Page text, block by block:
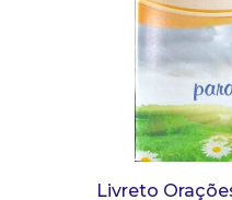
Livreto